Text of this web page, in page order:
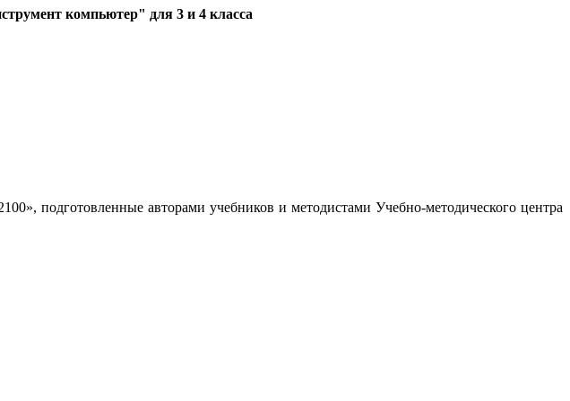
компьютер" для 3 и 4 класса
подготовленные авторами учебников и методистами Учебно-методического центра